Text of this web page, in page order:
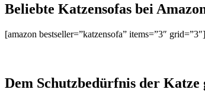
Beliebte Katzensofas bei
[amazon bestseller=”katzensofa” items=”3″ grid=”3″]
Dem Schutzbedürfnis der Katze